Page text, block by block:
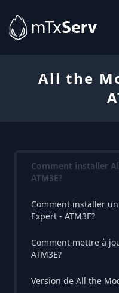
All the
Comment installer
ATM3E?
Comment installer
Expert - ATM3E?
Comment mettre à
ATM3E?
Version de All the